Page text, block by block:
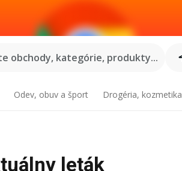
obchody, kategórie, produkty...
Odev, obuv a šport Drogéria, kozmetika
leták